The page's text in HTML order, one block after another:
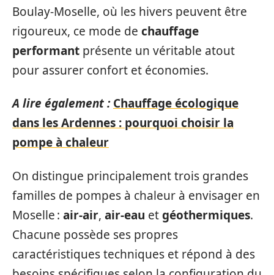
Boulay-Moselle, où les hivers peuvent être
rigoureux, ce mode de chauffage
performant présente un véritable atout
pour assurer confort et économies.
A lire également : Chauffage écologique
dans les Ardennes : pourquoi choisir la
pompe à chaleur
On distingue principalement trois grandes
familles de pompes à chaleur à envisager en
Moselle : air-air, air-eau etgéothermiques.
Chacune possède ses propres
caractéristiques techniques et répond à des